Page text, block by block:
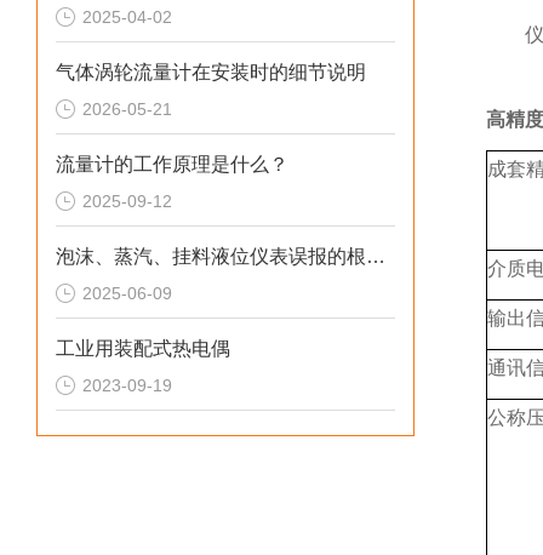
2025-04-02
气体涡轮流量计在安装时的细节说明
2026-05-21
流量计的工作原理是什么？
2025-09-12
泡沫、蒸汽、挂料液位仪表误报的根源解析与解决方案
2025-06-09
工业用装配式热电偶
2023-09-19
仪表
高精
成套
介质
输出
通讯
公称